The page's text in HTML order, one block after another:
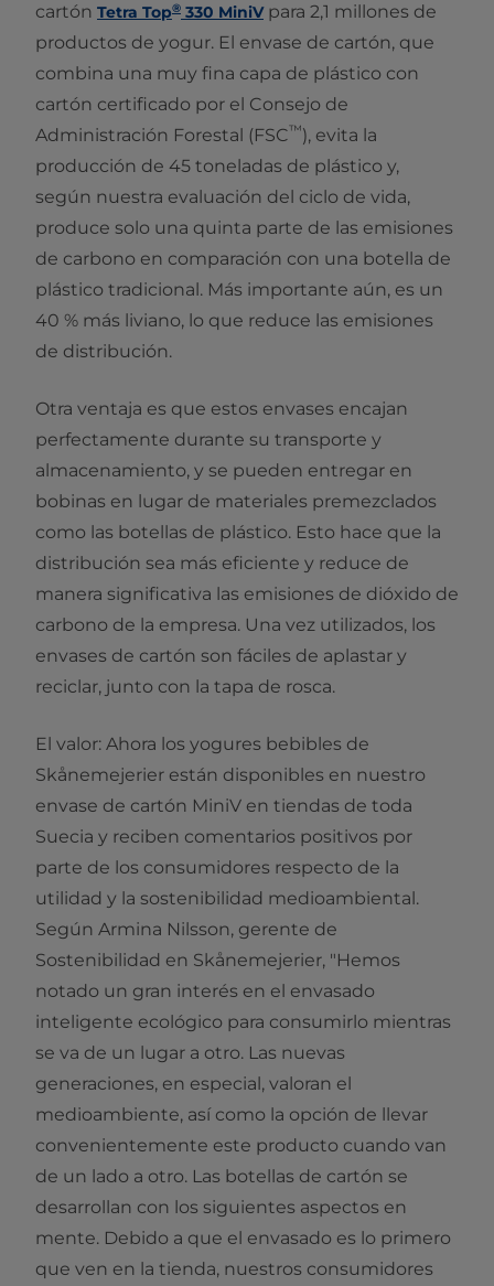
cartón Tetra Top® 330 MiniVpara 2,1 millones de
productos de yogur. El envase de cartón, que
combina una muy fina capa de plástico con
cartón certificado por el Consejo de
Administración Forestal (FSC™), evita la
producción de 45 toneladas de plástico y,
según nuestra evaluación del ciclo de vida,
produce solo una quinta parte de las emisiones
de carbono en comparación con una botella de
plástico tradicional. Más importante aún, es un
40 % más liviano, lo que reduce las emisiones
de distribución.
Otra ventaja es que estos envases encajan
perfectamente durante su transporte y
almacenamiento, y se pueden entregar en
bobinas en lugar de materiales premezclados
como las botellas de plástico. Esto hace que la
distribución sea más eficiente y reduce de
manera significativa las emisiones de dióxido de
carbono de la empresa. Una vez utilizados, los
envases de cartón son fáciles de aplastar y
reciclar, junto con la tapa de rosca.
El valor: Ahora los yogures bebibles de
Skånemejerier están disponibles en nuestro
envase de cartón MiniV en tiendas de toda
Suecia y reciben comentarios positivos por
parte de los consumidores respecto de la
utilidad y la sostenibilidad medioambiental.
Según Armina Nilsson, gerente de
Sostenibilidad en Skånemejerier, "Hemos
notado un gran interés en el envasado
inteligente ecológico para consumirlo mientras
se va de un lugar a otro. Las nuevas
generaciones, en especial, valoran el
medioambiente, así como la opción de llevar
convenientemente este producto cuando van
de un lado a otro. Las botellas de cartón se
desarrollan con los siguientes aspectos en
mente. Debido a que el envasado es lo primero
que ven en la tienda, nuestros consumidores